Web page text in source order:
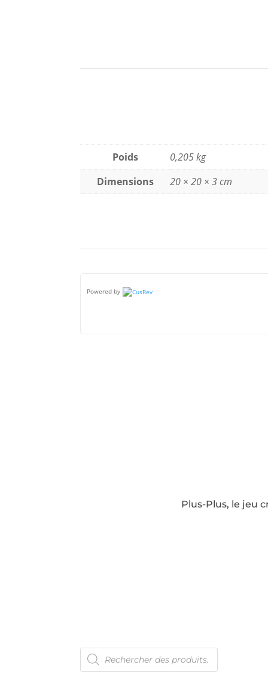
Poids
0,205 kg
Dimensions
20 × 20 × 3 cm
Powered by
Plus-Plus, le jeu
Recherche
de
produits